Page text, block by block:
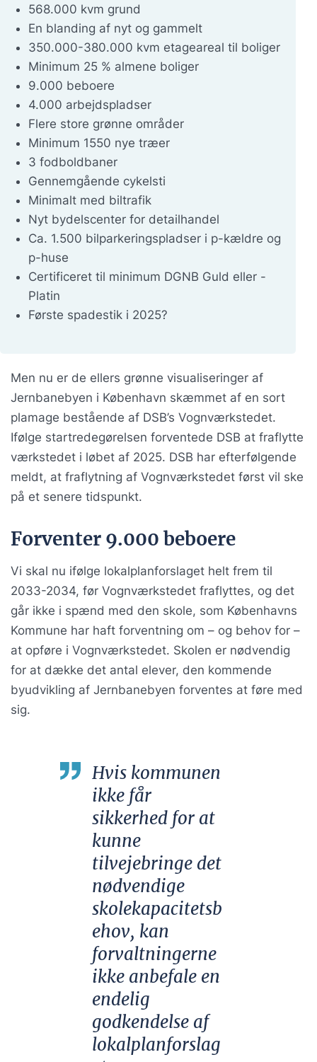
568.000 kvm grund
En blanding af nyt og gammelt
350.000-380.000 kvm etageareal til boliger
Minimum 25 % almene boliger
9.000 beboere
4.000 arbejdspladser
Flere store grønne områder
Minimum 1550 nye træer
3 fodboldbaner
Gennemgående cykelsti
Minimalt med biltrafik
Nyt bydelscenter for detailhandel
Ca. 1.500 bilparkeringspladser i p-kældre og
p-huse
Certificeret til minimum DGNB Guld eller -
Platin
Første spadestik i 2025?
Men nu er de ellers grønne visualiseringer af
Jernbanebyen i København skæmmet af en sort
plamage bestående af DSB’s Vognværkstedet.
Ifølge startredegørelsen forventede DSB at fraflytte
værkstedet i løbet af 2025. DSB har efterfølgende
meldt, at fraflytning af Vognværkstedet først vil ske
på et senere tidspunkt.
Forventer 9.000 beboere
Vi skal nu ifølge lokalplanforslaget helt frem til
2033-2034, før Vognværkstedet fraflyttes, og det
går ikke i spænd med den skole, som Københavns
Kommune har haft forventning om – og behov for –
at opføre i Vognværkstedet. Skolen er nødvendig
for at dække det antal elever, den kommende
byudvikling af Jernbanebyen forventes at føre med
sig.
Hvis kommunen
ikke får
sikkerhed for at
kunne
tilvejebringe det
nødvendige
skolekapacitetsb
ehov, kan
forvaltningerne
ikke anbefale en
endelig
godkendelse af
lokalplanforslag